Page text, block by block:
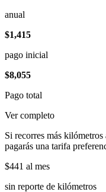
anual
$1,415
pago inicial
$8,055
Pago total
Ver completo
Si recorres más
pagarás una tarifa
$441 al mes
sin reporte de kilómetros